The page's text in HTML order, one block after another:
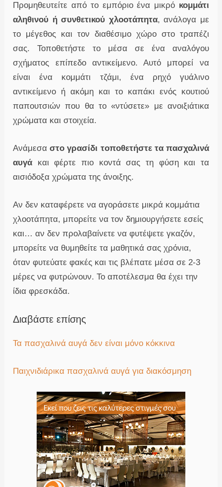
Προμηθευτείτε από το εμπόριο ένα μικρό κομμάτι
αληθινού ή συνθετικού χλοοτάπητα, ανάλογα με
το μέγεθος και τον διαθέσιμο χώρο στο τραπέζι
σας. Τοποθετήστε το μέσα σε ένα αναλόγου
σχήματος επίπεδο αντικείμενο. Αυτό μπορεί να
είναι ένα κομμάτι τζάμι, ένα ρηχό γυάλινο
αντικείμενο ή ακόμη και το καπάκι ενός κουτιού
παπουτσιών που θα το «ντύσετε» με ανοιξιάτικα
χρώματα και στοιχεία.
Ανάμεσαστο γρασίδι τοποθετήστε τα πασχαλινά
αυγά και φέρτε πιο κοντά σας τη φύση και τα
αισιόδοξα χρώματα της άνοιξης.
Αν δεν καταφέρετε να αγοράσετε μικρά κομμάτια
χλοοτάπητα, μπορείτε να τον δημιουργήσετε εσείς
και… αν δεν προλαβαίνετε να φυτέψετε γκαζόν,
μπορείτε να θυμηθείτε τα μαθητικά σας χρόνια,
όταν φυτεύατε φακές και τις βλέπατε μέσα σε 2-3
μέρες να φυτρώνουν. Το αποτέλεσμα θα έχει την
ίδια φρεσκάδα.
Διαβάστε επίσης
Τα πασχαλινά αυγά δεν είναι μόνο κόκκινα
Παιχνιδιάρικα πασχαλινά αυγά για διακόσμηση